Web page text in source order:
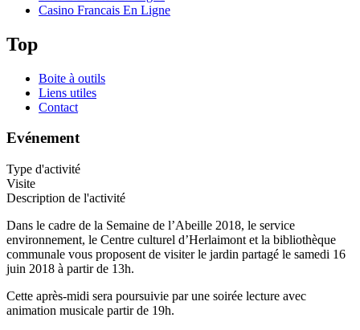
Casino Francais En Ligne
Top
Boite à outils
Liens utiles
Contact
Evénement
Type d'activité
Visite
Description de l'activité
Dans le cadre de la Semaine de l’Abeille 2018, le service
environnement, le Centre culturel d’Herlaimont et la bibliothèque
communale vous proposent de visiter le jardin partagé le samedi 16
juin 2018 à partir de 13h.
Cette après-midi sera poursuivie par une soirée lecture avec
animation musicale partir de 19h.